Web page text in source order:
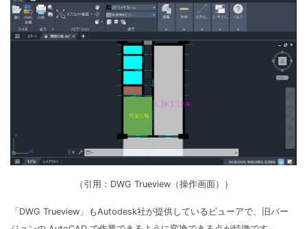
（引用：DWG Trueview（操作画面））
「DWG Trueview」もAutodesk社が提供しているビューアで、旧バー